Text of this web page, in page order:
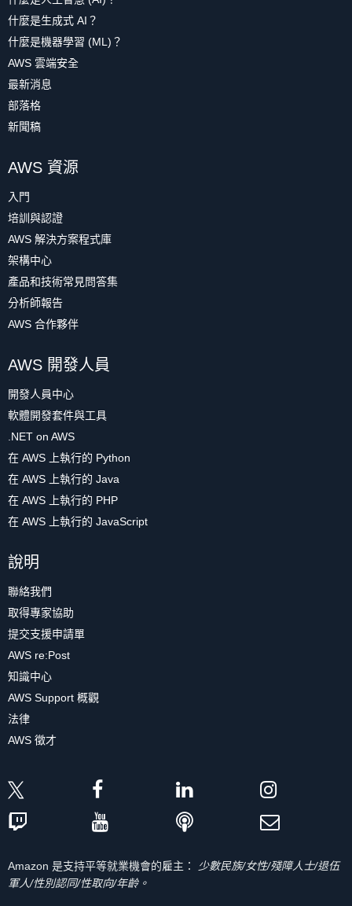
什麼是生成式 AI？
什麼是機器學習 (ML)？
AWS 雲端安全
最新消息
部落格
新聞稿
AWS 資源
入門
培訓與認證
AWS 解決方案程式庫
架構中心
產品和技術常見問答集
分析師報告
AWS 合作夥伴
AWS 開發人員
開發人員中心
軟體開發套件與工具
.NET on AWS
在 AWS 上執行的 Python
在 AWS 上執行的 Java
在 AWS 上執行的 PHP
在 AWS 上執行的 JavaScript
說明
聯絡我們
取得專家協助
提交支援申請單
AWS re:Post
知識中心
AWS Support 概觀
法律
AWS 徵才
Amazon 是支持平等就業機會的雇主：
少數民族/女性/殘障人士/退伍
軍人/性別認同/性取向/年齡。